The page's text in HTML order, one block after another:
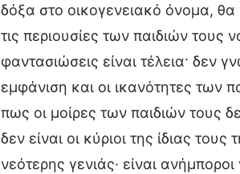
δόξα στο οικογενειακό όνομα, θα
τις περιουσίες των παιδιών τους
φαντασιώσεις είναι τέλεια· δεν
εμφάνιση και οι ικανότητες των
πως οι μοίρες των παιδιών τους
δεν είναι οι κύριοι της ίδιας
νεότερης γενιάς· είναι